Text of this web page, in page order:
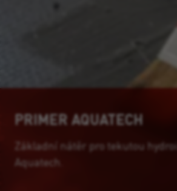
PRIMER AQUATECH
Základní nátěr pro tekutou
Aquatech.